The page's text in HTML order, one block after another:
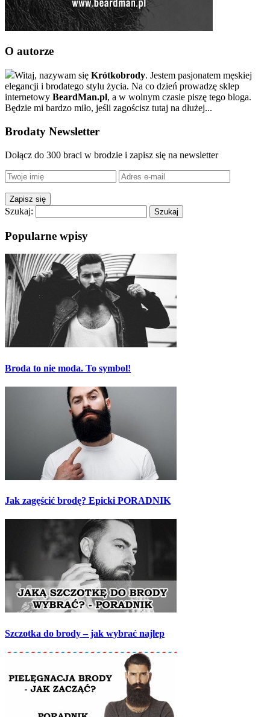
O autorze
Witaj, nazywam się Krótkobrody. Jestem pasjonatem męskiej
elegancji i brodatego stylu życia. Na co dzień prowadzę sklep
internetowy BeardMan.pl, a w wolnym czasie piszę tego bloga.
Będzie mi bardzo miło, jeśli zagościsz tutaj na dłużej...
Brodaty Newsletter
Dołącz do 300 braci w brodzie i zapisz się na newsletter
Szukaj:
Popularne wpisy
Broda to nie moda. To symbol!
Jak zagęścić brodę? Epicki PORADNIK
Szczotka do brody – jak wybrać najlep